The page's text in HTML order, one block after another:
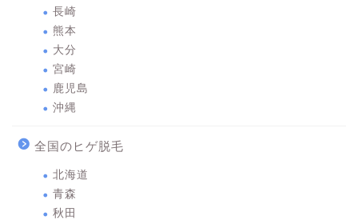
長崎
熊本
大分
宮崎
鹿児島
沖縄
全国のヒゲ脱毛
北海道
青森
秋田